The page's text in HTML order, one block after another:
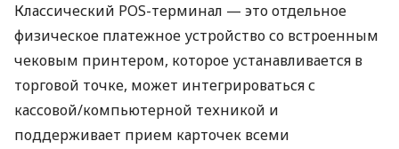
Классический POS-терминал — это отдельное
физическое платежное устройство со встроенным
чековым принтером, которое устанавливается в
торговой точке, может интегрироваться с
кассовой/компьютерной техникой и
поддерживает прием карточек всеми